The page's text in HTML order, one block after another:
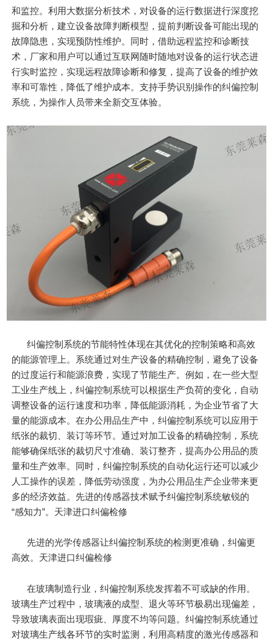
和监控。利用大数据分析技术，对设备的运行数据进行深度挖
掘和分析，建立设备故障判断模型，提前判断设备可能出现的
故障隐患，实现预防性维护。同时，借助远程监控和诊断技
术，厂家和用户可以通过互联网随时随地对设备的运行状态进
行实时监控，实现远程故障诊断和修复，提高了设备的维护效
率和可靠性，降低了维护成本。支持手势识别操作的纠偏控制
系统，为操作人员带来全新交互体验。
纠偏控制系统的节能特性体现在其优化的控制策略和高效
的能源管理上。系统通过对生产设备的精确控制，避免了设备
的过度运行和能源浪费，实现了节能生产。例如，在一些大型
工业生产线上，纠偏控制系统可以根据生产负荷的变化，自动
调整设备的运行速度和功率，降低能源消耗，为企业节省了大
量的能源成本。在办公用品生产中，纠偏控制系统可以应用于
纸张的裁切、装订等环节。通过对加工设备的精确控制，系统
能够确保纸张的裁切尺寸准确、装订整齐，提高办公用品的质
量和生产效率。同时，纠偏控制系统的自动化运行还可以减少
人工操作的误差，降低劳动强度，为办公用品生产企业带来更
多的经济效益。先进的传感器技术赋予纠偏控制系统敏锐的
“感知力”。天津进口纠偏检修
先进的光学传感器让纠偏控制系统的检测更准确，纠偏更
高效。天津进口纠偏检修
在玻璃制造行业，纠偏控制系统发挥着不可或缺的作用。
玻璃生产过程中，玻璃液的成型、退火等环节极易出现偏差，
导致玻璃表面出现瑕疵、厚度不均等问题。纠偏控制系统通过
对玻璃生产线各环节的实时监测，利用高精度的激光传感器和